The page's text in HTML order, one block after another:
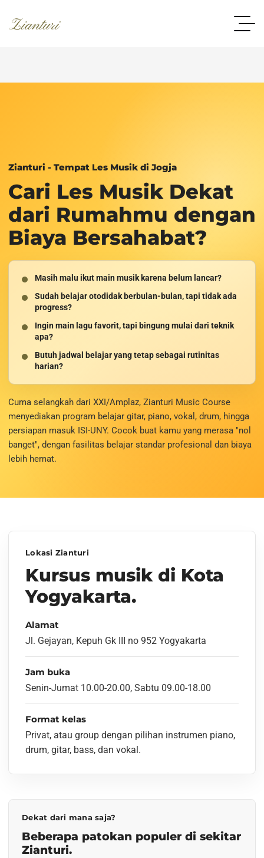
Zianturi - Tempat Les Musik di Jogja
Cari Les Musik Dekat
dari Rumahmu dengan
Biaya Bersahabat?
Masih malu ikut main musik karena belum lancar?
Sudah belajar otodidak berbulan-bulan, tapi tidak ada
progress?
Ingin main lagu favorit, tapi bingung mulai dari teknik
apa?
Butuh jadwal belajar yang tetap sebagai rutinitas
harian?
Cuma selangkah dari XXI/Amplaz, Zianturi Music Course
menyediakan program belajar gitar, piano, vokal, drum, hingga
persiapan masuk ISI-UNY. Cocok buat kamu yang merasa "nol
banget", dengan fasilitas belajar standar profesional dan biaya
lebih hemat.
Lokasi Zianturi
Kursus musik di Kota
Yogyakarta.
Alamat
Jl. Gejayan, Kepuh Gk III no 952 Yogyakarta
Jam buka
Senin-Jumat 10.00-20.00, Sabtu 09.00-18.00
Format kelas
Privat, atau group dengan pilihan instrumen piano,
drum, gitar, bass, dan vokal.
Dekat dari mana saja?
Beberapa patokan populer di sekitar
Zianturi.